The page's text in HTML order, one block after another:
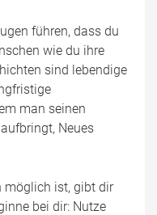
führen, dass du
wie du ihre
sind lebendige
man seinen
Neues
möglich ist, gibt dir
bei dir: Nutze